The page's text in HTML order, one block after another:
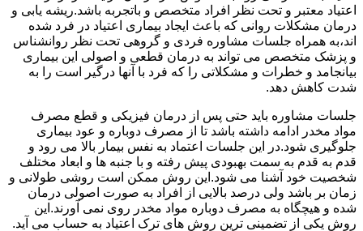
اعتیاد معتبر و تحت نظر افراد متخصص و باتجربه باشد.ریشه یابی و
درمان مشکلات روانی که باعث ایجاد بیماری اعتیاد در فرد شده
اند،به همراه جلسات مشاوره فردی و گروهی تحت نظر روانشناس
و پزشک متخصص می تواند به درمان قطعی و اصولی این بیماری
بیانجامد و خطرات و مشکلاتی را که فرد با آنها درگیر است را به
شدت کاهش دهد.
جلسات مشاوره باید حتی پس از درمان فیزیکی و قطع مصرف
مواد مخدر ادامه داشته باشد تا از مصرف دوباره و عود بیماری
جلوگیری شود.در این جلسات اعتماد به نفس بیمار بالا می رود و
قدم به قدم به سمت بهبودی پیش رفته و با جنبه ها و ابعاد مختلف
شخصیت خود آشنا می شود.این روش ممکن است روشی طولانی و
زمان بر باشد ولی درصد بالایی از افراد به صورت اصولی درمان
شده و هیچگاه به مصرف دوباره مواد مخدر روی نمی آورند.این
روش یکی از تضمینی ترین روش های ترک اعتیاد به حساب می آید.